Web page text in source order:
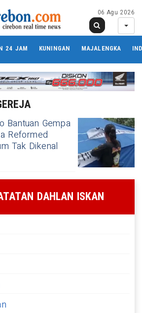
06 Agu 2026
24 JAM KUNINGAN MAJALENGKA
Bantuan Gempa
Reformed
Tak Dikenal
DAHLAN ISKAN